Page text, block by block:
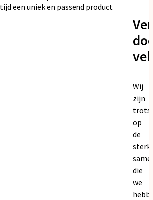
een uniek en passend product
Wij
zijn
trots
op
de
die
we